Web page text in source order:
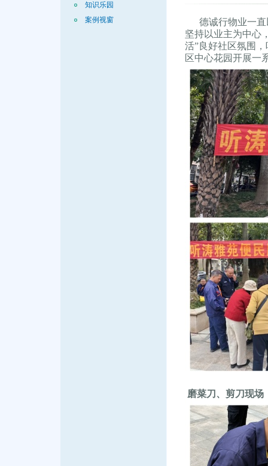
知识乐园
案例视窗
德诚行物业一直
坚持以业主为中心
活”良好社区氛围
区中心花园开展一
磨菜刀、剪刀现场